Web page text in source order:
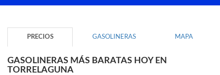
PRECIOS GASOLINERAS MAPA
GASOLINERAS MÁS BARATAS HOY EN
TORRELAGUNA